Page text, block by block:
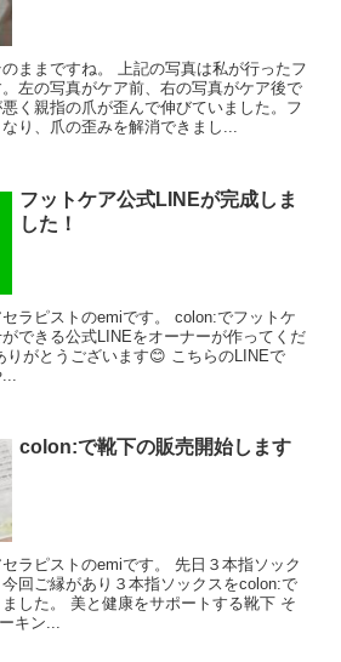
ままですね。 上記の写真は私が行ったフ
左の写真がケア前、右の写真がケア後で
く親指の爪が歪んで伸びていました。フ
り、爪の歪みを解消できまし...
フットケア公式LINEが完成しま
した！
ラピストのemiです。 colon:でフットケ
できる公式LINEをオーナーが作ってくだ
りがとうございます😊 こちらのLINEで
colon:で靴下の販売開始します
ラピストのemiです。 先日３本指ソック
回ご縁があり３本指ソックスをcolon:で
した。 美と健康をサポートする靴下 そ
キン...